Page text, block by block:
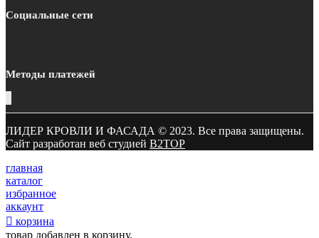
Социальные сети
Методы платежей
ЛИДЕР КРОВЛИ И ФАСАДА © 2023. Все права защищены.
Сайт разработан веб студией B2TOP
главная
каталог
избранное
аккаунт
корзина
товар добавлен в корзину.